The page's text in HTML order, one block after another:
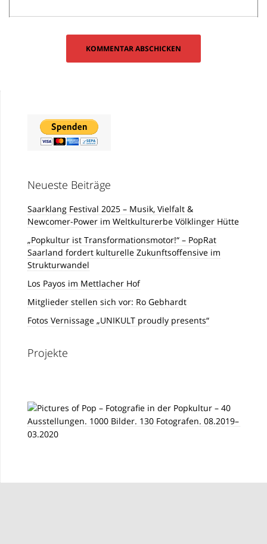
Neueste Beiträge
Saarklang Festival 2025 – Musik, Vielfalt &
Newcomer-Power im Weltkulturerbe Völklinger Hütte
„Popkultur ist Transformationsmotor!“ – PopRat
Saarland fordert kulturelle Zukunftsoffensive im
Strukturwandel
Los Payos im Mettlacher Hof
Mitglieder stellen sich vor: Ro Gebhardt
Fotos Vernissage „UNIKULT proudly presents“
Projekte